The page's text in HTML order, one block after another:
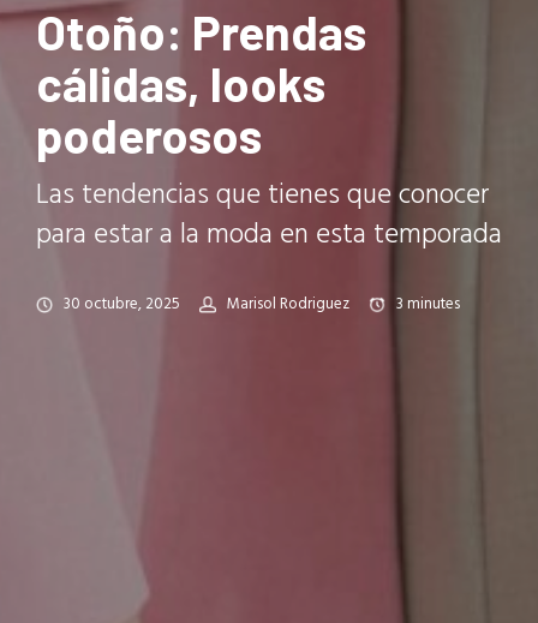
Otoño: Prendas
cálidas, looks
poderosos
Las tendencias que tienes que conocer
para estar a la moda en esta temporada
30 octubre, 2025 Marisol Rodriguez 3 minutes